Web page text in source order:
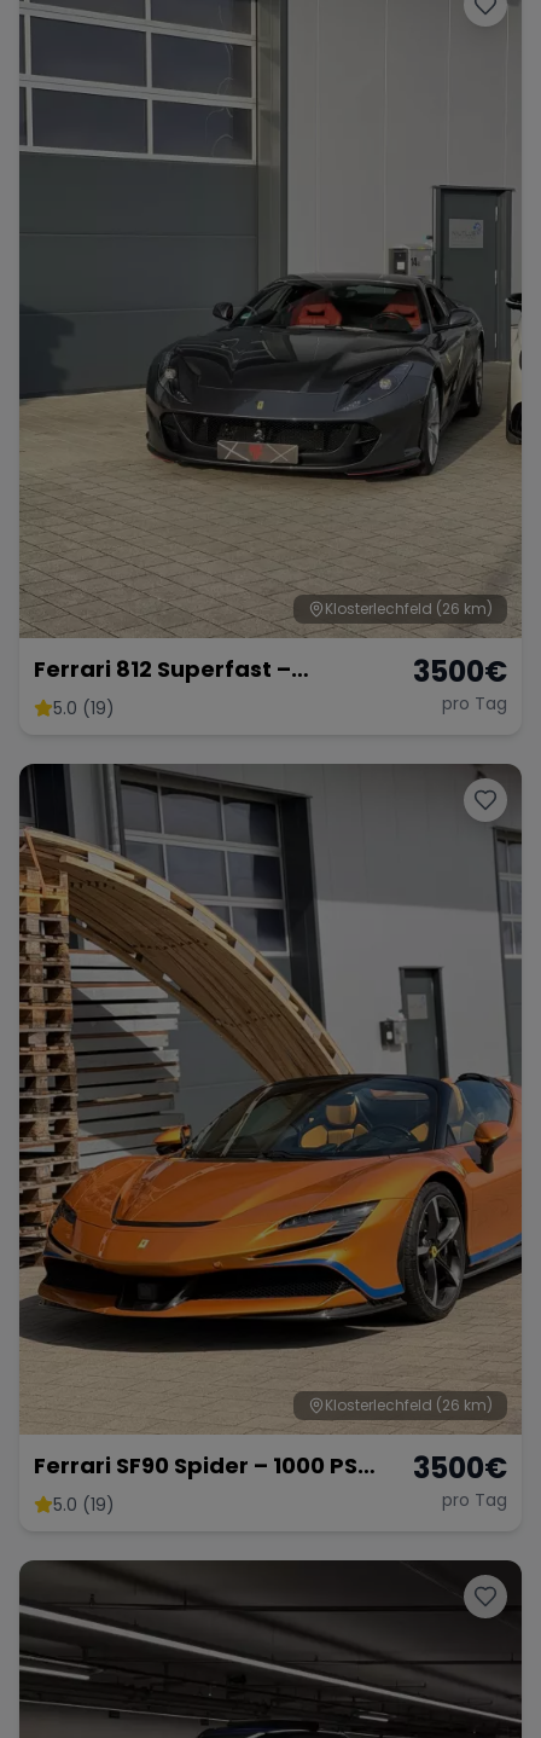
Klosterlechfeld (26 km)
Ferrari 812 Superfast –
Ultimativer V12-Supersportler
5.0 (19)
3500€
pro Tag
Klosterlechfeld (26 km)
Ferrari SF90 Spider – 1000 PS
Supersportwagen
5.0 (19)
3500€
pro Tag